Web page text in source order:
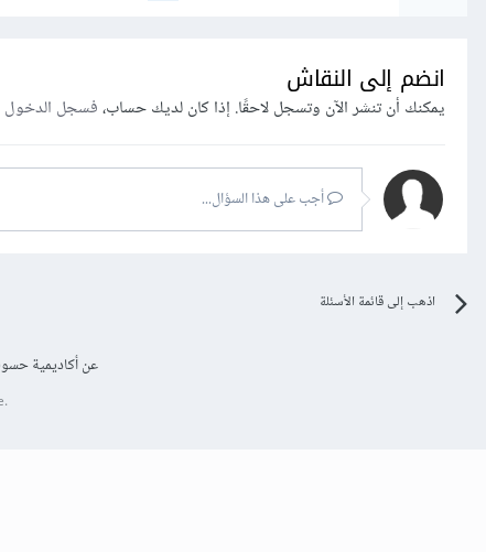
انضم إلى النقاش
يمكنك أن تنشر الآن وتسجل لاحقًا. إذا كان لديك حساب،فسجل الدخول
أجب على هذا السؤال...
اذهب إلى قائمة الأسئلة
عن أكاديمية